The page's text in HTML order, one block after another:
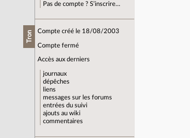
Pas de compte ? S’inscrire…
Tron Compte créé le 18/08/2003
Compte fermé
Accès aux derniers
journaux
dépêches
liens
messages sur les forums
entrées du suivi
ajouts au wiki
commentaires